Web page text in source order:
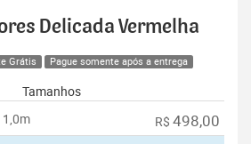
Delicada Vermelha
Grátis Pague somente após a entrega
Tamanhos
1,0m
R$ 498,00